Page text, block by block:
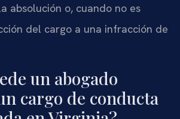
absolución o, cuando no es
del cargo a una infracción de
un abogado
cargo de conducta